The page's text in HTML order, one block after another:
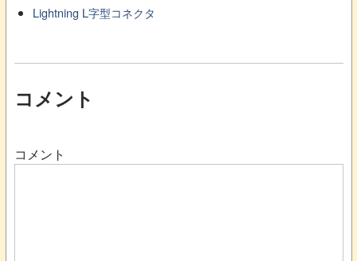
Lightning L字型コネクタ
コメント
コメント